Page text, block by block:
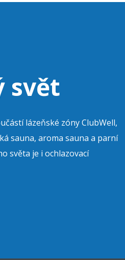
svět
lázeňské zóny ClubWell,
sauna, aroma sauna a parní
světa je i ochlazovací